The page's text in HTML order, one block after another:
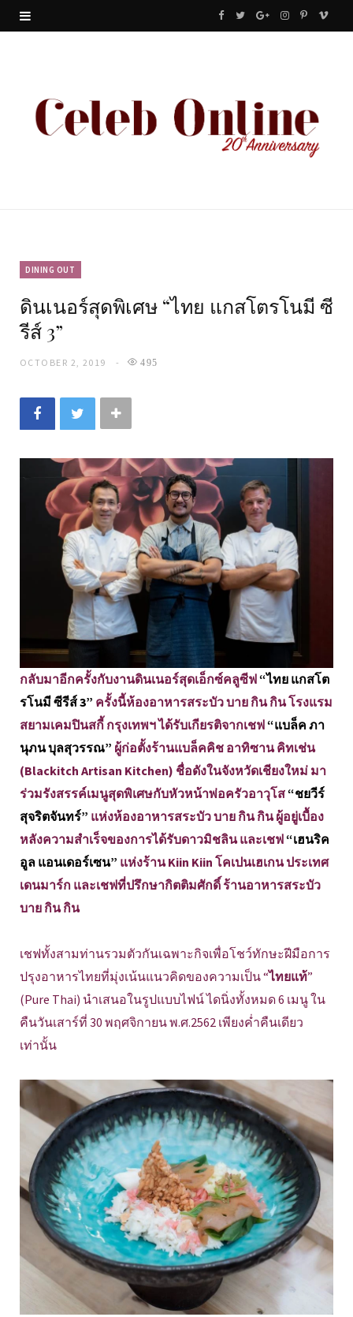
F
e
b
T
t
G
g
l
I
t
a
P
t
e
V
DINING OUT
ดินเนอร์สุดพิเศษ “ไทย แกสโตรโนมี ซี
รีส์ 3”
OCTOBER 2, 2019 495
กลับมาอีกครั้งกับงานดินเนอร์สุดเอ็กซ์คลูซีฟ“ไทย แกสโต
รโนมี ซีรีส์ 3” ครั้งนี้ห้องอาหารสระบัว บาย กิน กิน โรงแรม
สยามเคมปินสกี้ กรุงเทพฯ ได้รับเกียรติจากเชฟ“แบล็ค ภา
นุภน บุลสุวรรณ” ผู้ก่อตั้งร้านแบล็คคิช อาทิซาน คิทเช่น
(Blackitch Artisan Kitchen) ชื่อดังในจังหวัดเชียงใหม่ มา
ร่วมรังสรรค์เมนูสุดพิเศษกับหัวหน้าพ่อครัวอาวุโส“ชยวีร์
สุจริตจันทร์” แห่งห้องอาหารสระบัว บาย กิน กิน ผู้อยู่เบื้อง
หลังความสำเร็จของการได้รับดาวมิชลิน และเชฟ“เฮนริค
อูล แอนเดอร์เซน” แห่งร้าน Kiin Kiin โคเปนเฮเกน ประเทศ
เดนมาร์ก และเชฟที่ปรึกษากิตติมศักดิ์ ร้านอาหารสระบัว
บาย กิน กิน
เชฟทั้งสามท่านรวมตัวกันเฉพาะกิจเพื่อโชว์ทักษะฝีมือการ
ปรุงอาหารไทยที่มุ่งเน้นแนวคิดของความเป็น “ไทยแท้”
(Pure Thai) นำเสนอในรูปแบบไฟน์ ไดนิ่งทั้งหมด 6 เมนู ใน
คืนวันเสาร์ที่ 30 พฤศจิกายน พ.ศ.2562 เพียงค่ำคืนเดียว
เท่านั้น